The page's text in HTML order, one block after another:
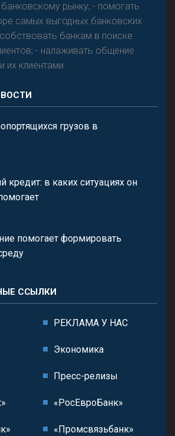
рынку; - помогать
самых выгодных банковских
банкам в поиске
- налаживать общение
их клиентами.
грузов в
кредит: в каких ситуациях он
помогает формировать
ССЫЛКИ
РЕКЛАМА У НАС
Экономика
Пресс-релизы
«РосЕвроБанк»
«Промсвязьбанк»